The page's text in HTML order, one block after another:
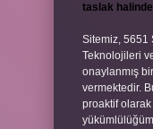
taslak
Sitemiz, 5651
Teknolojileri
onaylanmış
vermektedir.
proaktif